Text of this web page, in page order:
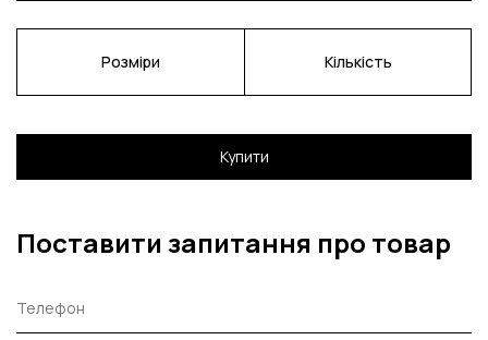
Розміри Кількість
Купити
Поставити запитання про товар